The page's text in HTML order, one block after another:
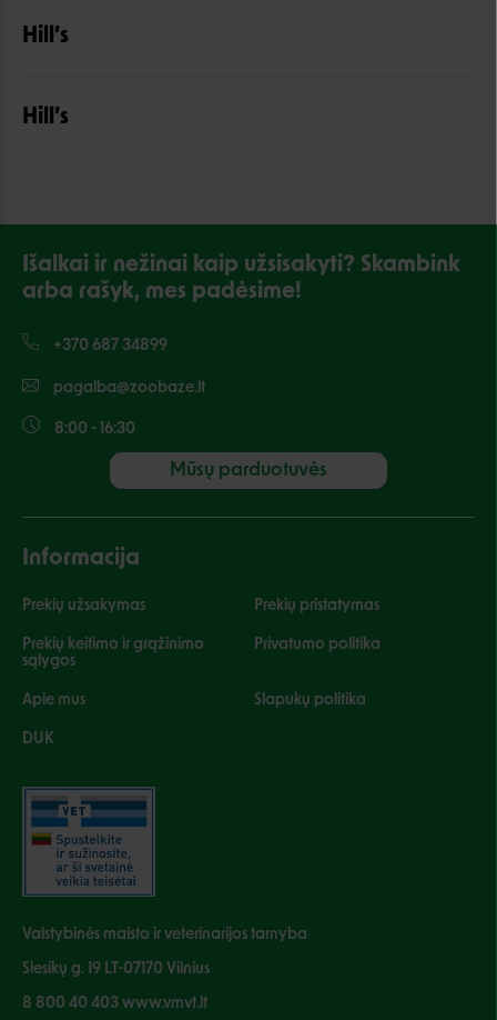
Hill’s
Hill’s
Išalkai ir nežinai kaip užsisakyti? Skambink
arba rašyk, mes padėsime!
+370 687 34899
pagalba@zoobaze.lt
8:00 - 16:30
Mūsų parduotuvės
Informacija
Prekių užsakymas Prekių pristatymas
Prekių keitimo ir grąžinimo
sąlygos
Privatumo politika
Apie mus Slapukų politika
DUK
Valstybinės maisto ir veterinarijos tarnyba
Siesikų g. 19 LT-07170 Vilnius
8 800 40 403 www.vmvt.lt